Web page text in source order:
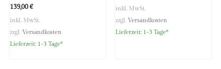
139,00€
inkl. MwSt.
zzgl. Versandkosten
Lieferzeit: 1-3 Tage*
inkl. MwSt.
zzgl. Versandkosten
Lieferzeit: 1-3 Tage*